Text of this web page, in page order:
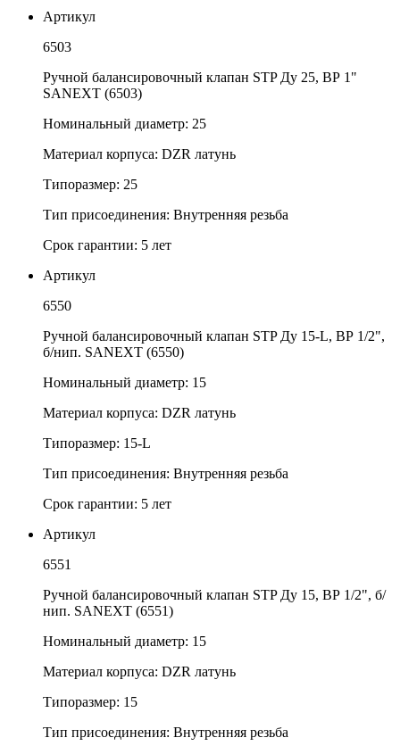
Артикул
6503
Ручной балансировочный клапан STP Ду 25, ВР 1"
SANEXT (6503)
Номинальный диаметр: 25
Материал корпуса: DZR латунь
Типоразмер: 25
Тип присоединения: Внутренняя резьба
Срок гарантии: 5 лет
Артикул
6550
Ручной балансировочный клапан STP Ду 15-L, ВР 1/2",
б/нип. SANEXT (6550)
Номинальный диаметр: 15
Материал корпуса: DZR латунь
Типоразмер: 15-L
Тип присоединения: Внутренняя резьба
Срок гарантии: 5 лет
Артикул
6551
Ручной балансировочный клапан STP Ду 15, ВР 1/2", б/
нип. SANEXT (6551)
Номинальный диаметр: 15
Материал корпуса: DZR латунь
Типоразмер: 15
Тип присоединения: Внутренняя резьба